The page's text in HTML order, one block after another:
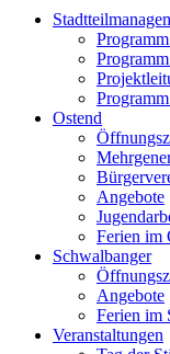
Ostend
Angebote
Ferien im
Schwalbanger
Angebote
Ferien im
Veranstaltungen